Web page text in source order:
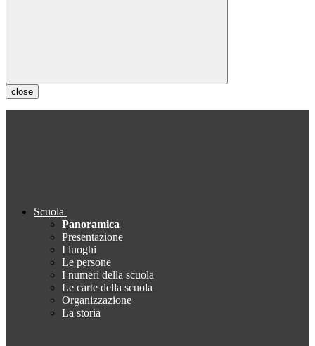
close
Scuola
Panoramica
Presentazione
I luoghi
Le persone
I numeri della scuola
Le carte della scuola
Organizzazione
La storia